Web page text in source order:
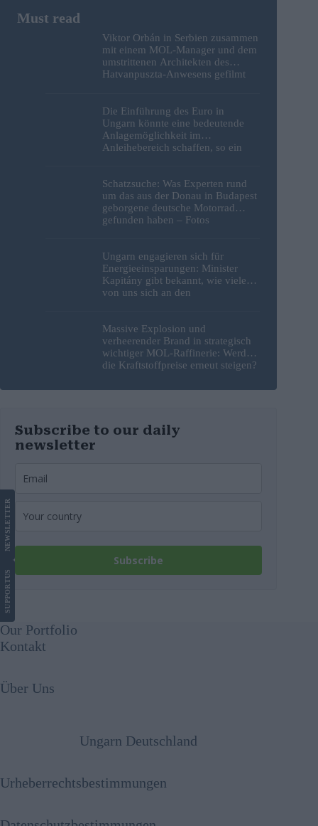
Viktor Orbán in Serbien zusammen
mit einem MOL-Manager und dem
umstrittenen Architekten des
Hatvanpuszta-Anwesens gefilmt
Die Einführung des Euro in
Ungarn könnte eine bedeutende
Anlagemöglichkeit im
Anleihebereich schaffen, so ein
Schatzsuche: Was Experten rund
um das aus der Donau in Budapest
geborgene deutsche Motorrad
gefunden haben – Fotos
Ungarn engagieren sich für
Energieeinsparungen: Minister
Kapitány gibt bekannt, wie viele
von uns sich an den
Massive Explosion und
verheerender Brand in strategisch
wichtiger MOL-Raffinerie: Werden
die Kraftstoffpreise erneut steigen?
Subscribe to our daily
newsletter
Subscribe
SUPPORT
US
NEWS
LETTER
Our Portfolio
Kontakt
Über Uns
Ungarn Deutschland
Urheberrechtsbestimmungen